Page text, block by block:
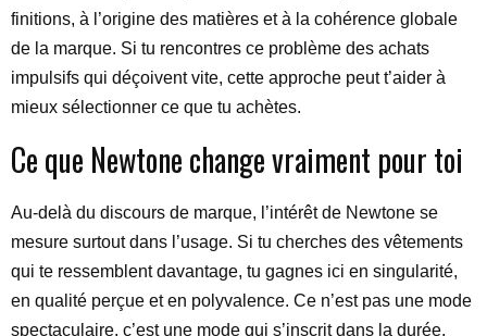
finitions, à l’origine des matières et à la cohérence globale
de la marque. Si tu rencontres ce problème des achats
impulsifs qui déçoivent vite, cette approche peut t’aider à
mieux sélectionner ce que tu achètes.
Ce que Newtone change vraiment pour toi
Au-delà du discours de marque, l’intérêt de Newtone se
mesure surtout dans l’usage. Si tu cherches des vêtements
qui te ressemblent davantage, tu gagnes ici en singularité,
en qualité perçue et en polyvalence. Ce n’est pas une mode
spectaculaire, c’est une mode qui s’inscrit dans la durée.